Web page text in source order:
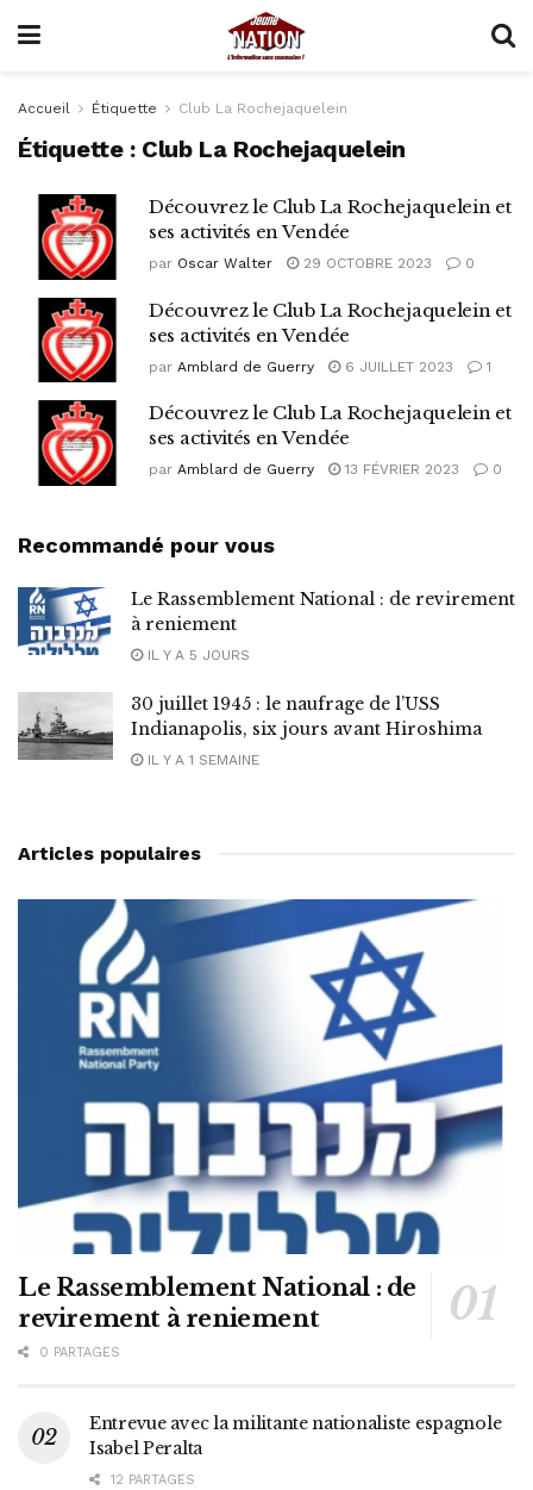
Accueil Étiquette Club La Rochejaquelein
Étiquette : Club La Rochejaquelein
Découvrez le Club La Rochejaquelein et
ses activités en Vendée
par Oscar Walter 29 OCTOBRE 2023 0
Découvrez le Club La Rochejaquelein et
ses activités en Vendée
par Amblard de Guerry 6 JUILLET 2023 1
Découvrez le Club La Rochejaquelein et
ses activités en Vendée
par Amblard de Guerry 13 FÉVRIER 2023 0
Recommandé pour vous
Le Rassemblement National : de revirement
à reniement
IL Y A 5 JOURS
30 juillet 1945 : le naufrage de l’USS
Indianapolis, six jours avant Hiroshima
IL Y A 1 SEMAINE
Articles populaires
Le Rassemblement National : de
revirement à reniement
0 PARTAGES
Entrevue avec la militante nationaliste espagnole
Isabel Peralta
12 PARTAGES